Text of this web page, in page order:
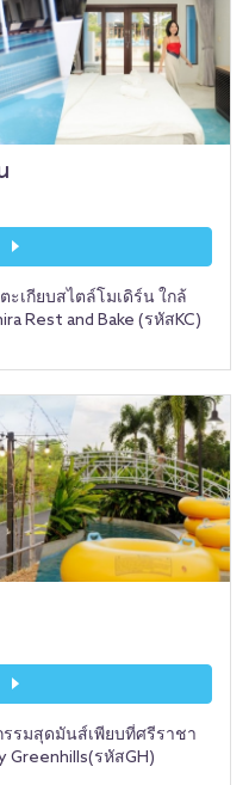
ะเกียบสไตล์โมเดิร์น ใกล้
Rest and Bake (รหัสKC)
รมสุดมันส์เพียบที่ศรีราชา
Greenhills(รหัสGH)